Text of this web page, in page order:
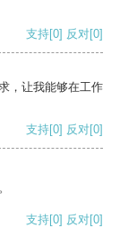
支持[0] 反对[0]
，让我能够在工作
支持[0] 反对[0]
支持[0] 反对[0]